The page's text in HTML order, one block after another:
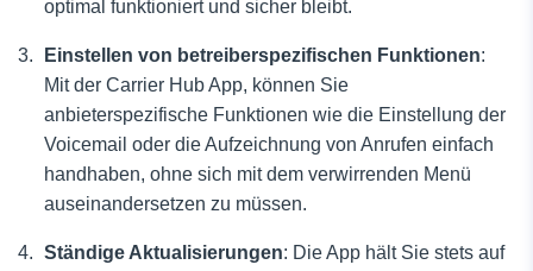
optimal funktioniert und sicher bleibt.
Einstellen von betreiberspezifischen Funktionen:
Mit der Carrier Hub App, können Sie
anbieterspezifische Funktionen wie die Einstellung der
Voicemail oder die Aufzeichnung von Anrufen einfach
handhaben, ohne sich mit dem verwirrenden Menü
auseinandersetzen zu müssen.
Ständige Aktualisierungen: Die App hält Sie stets auf